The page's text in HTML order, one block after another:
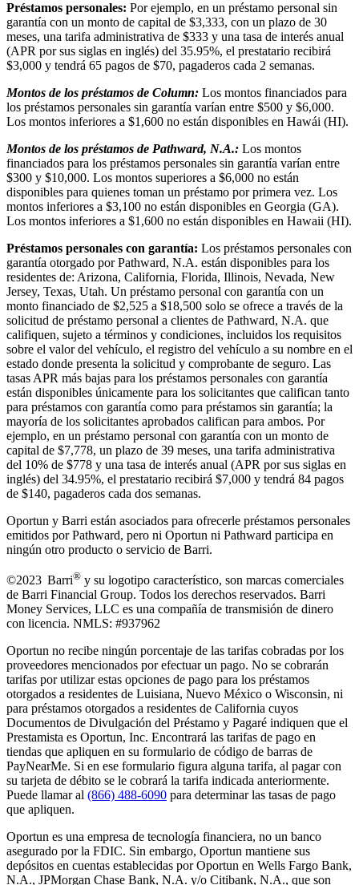
Préstamos personales: Por ejemplo, en un préstamo personal sin
garantía con un monto de capital de $3,333, con un plazo de 30
meses, una tarifa administrativa de $333 y una tasa de interés anual
(APR por sus siglas en inglés) del 35.95%, el prestatario recibirá
$3,000 y tendrá 65 pagos de $70, pagaderos cada 2 semanas.
Montos de los préstamos de Column: Los montos financiados para
los préstamos personales sin garantía varían entre $500 y $6,000.
Los montos inferiores a $1,600 no están disponibles en Hawái (HI).
Montos de los préstamos de Pathward, N.A.: Los montos
financiados para los préstamos personales sin garantía varían entre
$300 y $10,000. Los montos superiores a $6,000 no están
disponibles para quienes toman un préstamo por primera vez. Los
montos inferiores a $3,100 no están disponibles en Georgia (GA).
Los montos inferiores a $1,600 no están disponibles en Hawaii (HI).
Préstamos personales con garantía: Los préstamos personales con
garantía otorgado por Pathward, N.A. están disponibles para los
residentes de: Arizona, California, Florida, Illinois, Nevada, New
Jersey, Texas, Utah. Un préstamo personal con garantía con un
monto financiado de $2,525 a $18,500 solo se ofrece a través de la
solicitud de préstamo personal a clientes de Pathward, N.A. que
califiquen, sujeto a términos y condiciones, incluidos los requisitos
sobre el valor del vehículo, el registro del vehículo a su nombre en el
estado donde presenta la solicitud y comprobante de seguro. Las
tasas APR más bajas para los préstamos personales con garantía
están disponibles únicamente para los solicitantes que califican tanto
para préstamos con garantía como para préstamos sin garantía; la
mayoría de los solicitantes aprobados califican para ambos. Por
ejemplo, en un préstamo personal con garantía con un monto de
capital de $7,778, un plazo de 39 meses, una tarifa administrativa
del 10% de $778 y una tasa de interés anual (APR por sus siglas en
inglés) del 34.95%, el prestatario recibirá $7,000 y tendrá 84 pagos
de $140, pagaderos cada dos semanas.
Oportun y Barri están asociados para ofrecerle préstamos personales
emitidos por Pathward, pero ni Oportun ni Pathward participa en
ningún otro producto o servicio de Barri.
©2023 Barri® y su logotipo característico, son marcas comerciales
de Barri Financial Group. Todos los derechos reservados. Barri
Money Services, LLC es una compañía de transmisión de dinero
con licencia. NMLS: #937962
Oportun no recibe ningún porcentaje de las tarifas cobradas por los
proveedores mencionados por efectuar un pago. No se cobrarán
tarifas por utilizar estas opciones de pago para los préstamos
otorgados a residentes de Luisiana, Nuevo México o Wisconsin, ni
para préstamos otorgados a residentes de California cuyos
Documentos de Divulgación del Préstamo y Pagaré indiquen que el
Prestamista es Oportun, Inc. Encontrará las tarifas de pago en
tiendas que apliquen en su formulario de código de barras de
PayNearMe. Si en ese formulario figura alguna tarifa, al pagar con
su tarjeta de débito se le cobrará la tarifa indicada anteriormente.
Puede llamar al (866) 488-6090 para determinar las tasas de pago
que apliquen.
Oportun es una empresa de tecnología financiera, no un banco
asegurado por la FDIC. Sin embargo, Oportun mantiene sus
depósitos en cuentas establecidas por Oportun en Wells Fargo Bank,
N.A., JPMorgan Chase Bank, N.A. y/o Citibank, N.A., que son